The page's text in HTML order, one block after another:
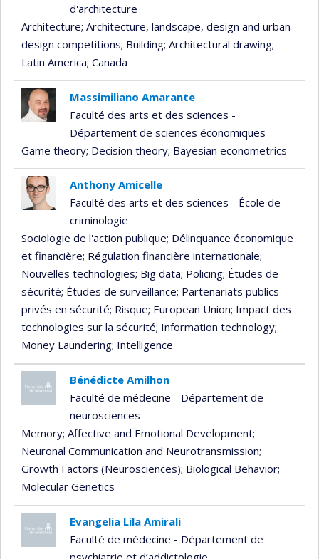
d'architecture
Architecture; Architecture, landscape, design and urban
design competitions; Building; Architectural drawing;
Latin America; Canada
Massimiliano Amarante
Faculté des arts et des sciences -
Département de sciences économiques
Game theory; Decision theory; Bayesian econometrics
Anthony Amicelle
Faculté des arts et des sciences - École de
criminologie
Sociologie de l'action publique; Délinquance économique
et financière; Régulation financière internationale;
Nouvelles technologies; Big data; Policing; Études de
sécurité; Études de surveillance; Partenariats publics-
privés en sécurité; Risque; European Union; Impact des
technologies sur la sécurité; Information technology;
Money Laundering; Intelligence
Bénédicte Amilhon
Faculté de médecine - Département de
neurosciences
Memory; Affective and Emotional Development;
Neuronal Communication and Neurotransmission;
Growth Factors (Neurosciences); Biological Behavior;
Molecular Genetics
Evangelia Lila Amirali
Faculté de médecine - Département de